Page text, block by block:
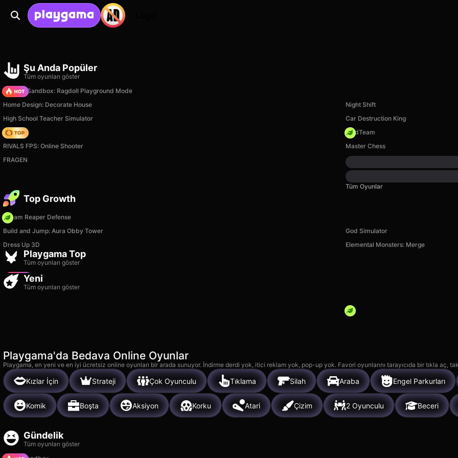
Şu Anda Popüler
Tüm oyunları göster
Sprunki Sandbox: Ragdoll Playground Mode
Home Design: Decorate House
Night Shift
High School Teacher Simulator
Car Destruction King
Hedgies
MadTeam
RIVALS FPS: Online Shooter
Master Chess
FRAGEN
Tüm Oyunlar
Top Growth
Dream Reaper Defense
Build and Jump: Aura Obby Tower
God Simulator
Dress Up 3D
Elemental Monsters: Merge
Playgama Top
Tüm oyunları göster
TB World
15k
Yeni
Tüm oyunları göster
Playgama'da Bedava Online Oyunlar
Playgama, en yeni ve en iyi ücretsiz online oyunları bir arada sunuyor. İndirme derdi yok, itici reklam yok, pop-up yok. Favori oyunlarını tarayıcıda bir tıkla aç,
Kızlar İçin Strateji Çok Oyunculu Tıklama Silah Araba Engel Parkurları
Komik Boşta Aksiyon Korku Atari Çizim 2 Oyunculu Beceri
Gündelik
Tüm oyunları göster